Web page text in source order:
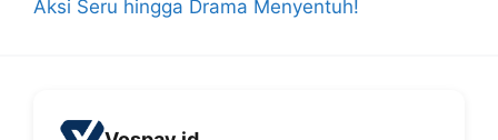
Aksi Seru hingga Drama Menyentuh!